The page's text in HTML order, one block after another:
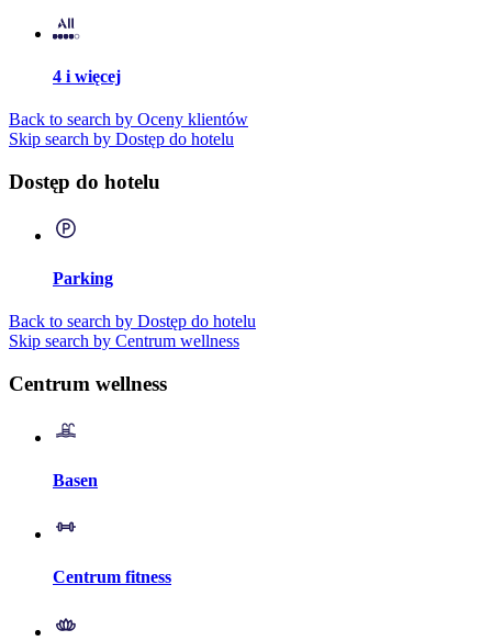
4 i więcej
Back to search by Oceny klientów
Skip search by Dostęp do hotelu
Dostęp do hotelu
Parking
Back to search by Dostęp do hotelu
Skip search by Centrum wellness
Centrum wellness
Basen
Centrum fitness